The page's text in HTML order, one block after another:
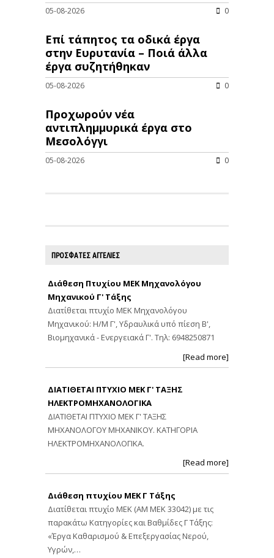
05-08-2026 0
Επί τάπητος τα οδικά έργα
στην Ευρυτανία – Ποιά άλλα
έργα συζητήθηκαν
05-08-2026 0
Προχωρούν νέα
αντιπλημμυρικά έργα στο
Μεσολόγγι
05-08-2026 0
ΠΡΟΣΦΑΤΕΣ ΑΓΓΕΛΙΕΣ
Διάθεση Πτυχίου ΜΕΚ Μηχανολόγου
Μηχανικού Γ' Τάξης
Διατίθεται πτυχίο ΜΕΚ Μηχανολόγου
Μηχανικού: Η/Μ Γ', Υδραυλικά υπό πίεση Β',
Βιομηχανικά - Ενεργειακά Γ'. Τηλ: 6948250871
[Read more]
ΔΙΑΤΙΘΕΤΑΙ ΠΤΥΧΙΟ ΜΕΚ Γ' ΤΑΞΗΣ
ΗΛΕΚΤΡΟΜΗΧΑΝΟΛΟΓΙΚΑ
ΔΙΑΤΙΘΕΤΑΙ ΠΤΥΧΙΟ ΜΕΚ Γ' ΤΑΞΗΣ
ΜΗΧΑΝΟΛΟΓΟΥ ΜΗΧΑΝΙΚΟΥ. ΚΑΤΗΓΟΡΙΑ
ΗΛΕΚΤΡΟΜΗΧΑΝΟΛΟΓΙΚΑ.
[Read more]
Διάθεση πτυχίου ΜΕΚ Γ Τάξης
Διατίθεται πτυχίο ΜΕΚ (ΑΜ ΜΕΚ 33042) με τις
παρακάτω Κατηγορίες και Βαθμίδες Γ Τάξης:
«Έργα Καθαρισμού & Επεξεργασίας Νερού,
Υγρών,…